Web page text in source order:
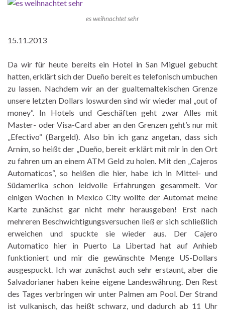
es weihnachtet sehr
15.11.2013
Da wir für heute bereits ein Hotel in San Miguel gebucht
hatten, erklärt sich der Dueño bereit es telefonisch umbuchen
zu lassen. Nachdem wir an der gualtemaltekischen Grenze
unsere letzten Dollars loswurden sind wir wieder mal „out of
money“. In Hotels und Geschäften geht zwar Alles mit
Master- oder Visa-Card aber an den Grenzen geht’s nur mit
„Efectivo“ (Bargeld). Also bin ich ganz angetan, dass sich
Arním, so heißt der „Dueño, bereit erklärt mit mir in den Ort
zu fahren um an einem ATM Geld zu holen. Mit den „Cajeros
Automaticos“, so heißen die hier, habe ich in Mittel- und
Südamerika schon leidvolle Erfahrungen gesammelt. Vor
einigen Wochen in Mexico City wollte der Automat meine
Karte zunächst gar nicht mehr herausgeben! Erst nach
mehreren Beschwichtigungsversuchen ließ er sich schließlich
erweichen und spuckte sie wieder aus. Der Cajero
Automatico hier in Puerto La Libertad hat auf Anhieb
funktioniert und mir die gewünschte Menge US-Dollars
ausgespuckt. Ich war zunächst auch sehr erstaunt, aber die
Salvadorianer haben keine eigene Landeswährung. Den Rest
des Tages verbringen wir unter Palmen am Pool. Der Strand
ist vulkanisch, das heißt schwarz, und dadurch ab 11 Uhr